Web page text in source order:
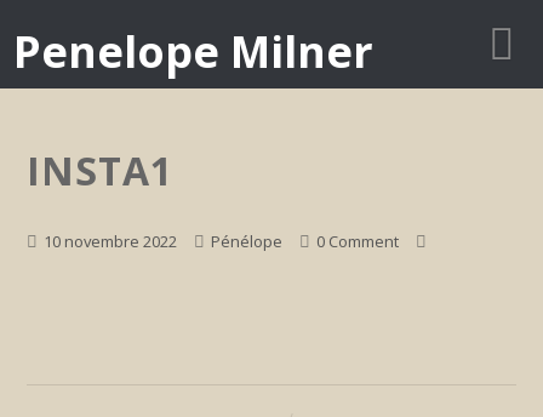
Penelope Milner
INSTA1
10 novembre 2022 Pénélope 0 Comment